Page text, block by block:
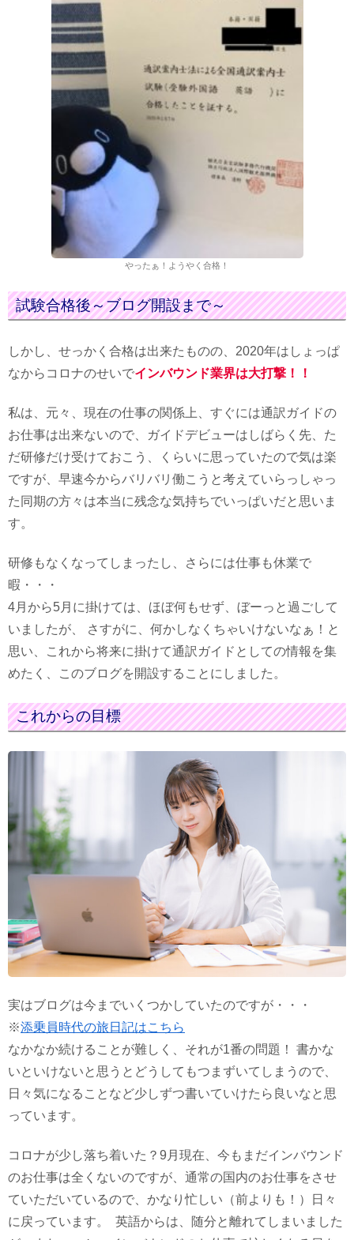
やったぁ！ようやく合格！
試験合格後～ブログ開設まで～
しかし、せっかく合格は出来たものの、2020年はしょっぱ
なからコロナのせいでインバウンド業界は大打撃！！
私は、元々、現在の仕事の関係上、すぐには通訳ガイドの
お仕事は出来ないので、ガイドデビューはしばらく先、た
だ研修だけ受けておこう、くらいに思っていたので気は楽
ですが、早速今からバリバリ働こうと考えていらっしゃっ
た同期の方々は本当に残念な気持ちでいっぱいだと思いま
す。
研修もなくなってしまったし、さらには仕事も休業で
暇・・・
4月から5月に掛けては、ほぼ何もせず、ぼーっと過ごして
いましたが、 さすがに、何かしなくちゃいけないなぁ！と
思い、これから将来に掛けて通訳ガイドとしての情報を集
めたく、このブログを開設することにしました。
これからの目標
実はブログは今までいくつかしていたのですが・・・
※添乗員時代の旅日記はこちら
なかなか続けることが難しく、それが1番の問題！ 書かな
いといけないと思うとどうしてもつまずいてしまうので、
日々気になることなど少しずつ書いていけたら良いなと思
っています。
コロナが少し落ち着いた？9月現在、今もまだインバウンド
のお仕事は全くないのですが、通常の国内のお仕事をさせ
ていただいているので、かなり忙しい（前よりも！）日々
に戻っています。 英語からは、随分と離れてしまいました